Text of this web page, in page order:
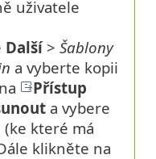
uživatele
Další> Šablony
a vyberte kopii
Přístup
a vybere
které má
klikněte na